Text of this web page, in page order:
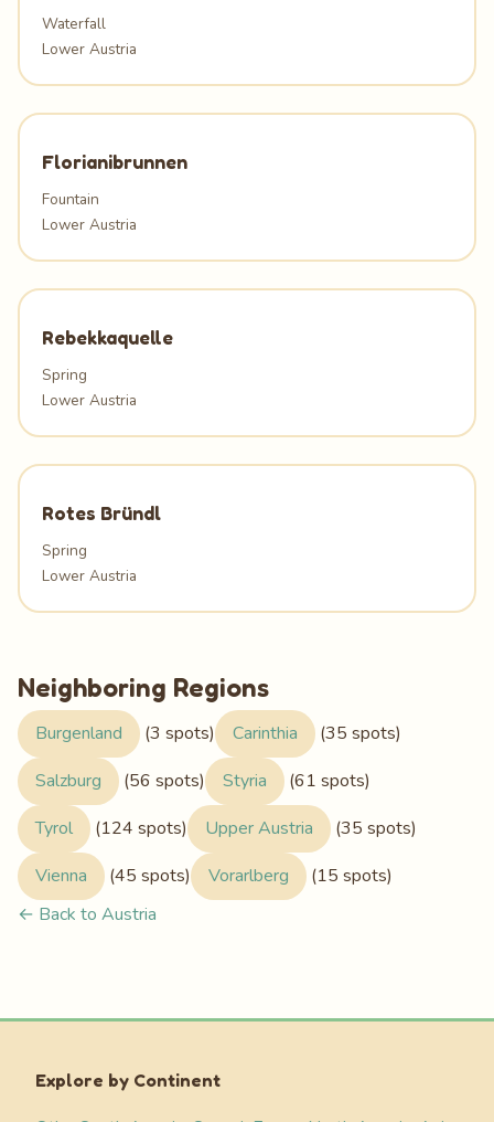
Waterfall
Lower Austria
Florianibrunnen
Fountain
Lower Austria
Rebekkaquelle
Spring
Lower Austria
Rotes Bründl
Spring
Lower Austria
Neighboring Regions
Burgenland (3 spots) Carinthia
(35 spots)
Salzburg
(56 spots) Styria
(61 spots)
Tyrol
(124 spots) Upper Austria
(35 spots)
Vienna
(45 spots) Vorarlberg
(15 spots)
← Back to Austria
Explore by Continent